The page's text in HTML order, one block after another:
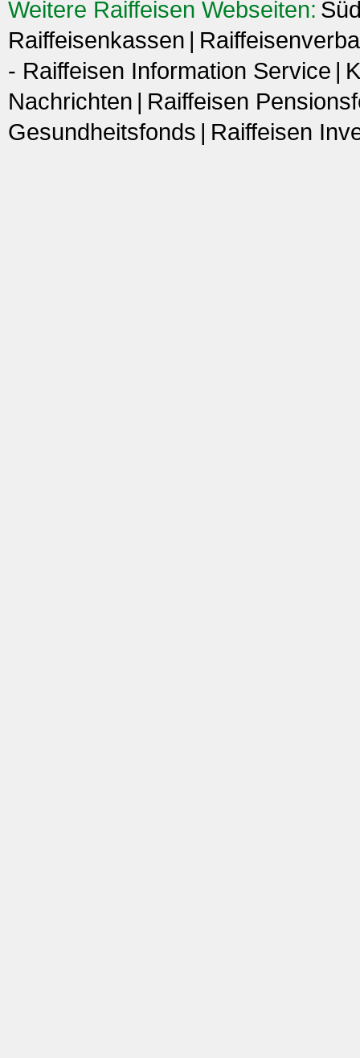
Weitere Raiffeisen Webseiten:
Raiffeisenkassen
- Raiffeisen Information Service
Nachrichten
Raiffeisen
Gesundheitsfonds
Raiffeisen